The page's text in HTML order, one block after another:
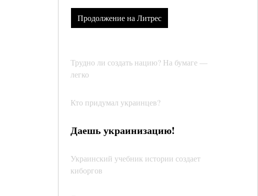
Продолжение на Литрес
Трудно ли создать нацию? На бумаге —
легко
Кто придумал украинцев?
Даешь украинизацию!
Украинский учебник истории создает
киборгов